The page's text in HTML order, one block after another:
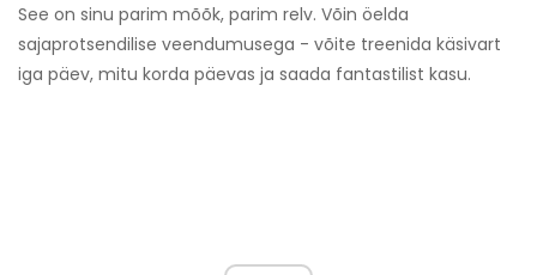
See on sinu parim mõõk, parim relv. Võin öelda
sajaprotsendilise veendumusega - võite treenida käsivart
iga päev, mitu korda päevas ja saada fantastilist kasu.